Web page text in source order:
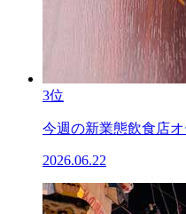
3位
今週の新業態飲食店
2026.06.22